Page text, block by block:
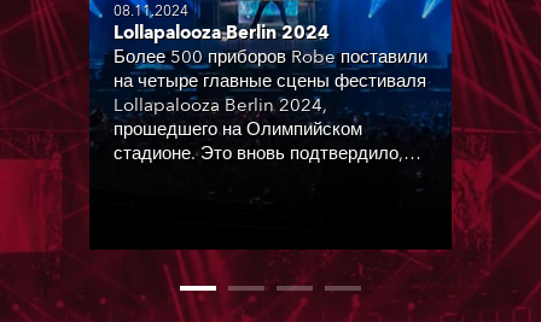
08.11.2024
Lollapalooza Berlin 2024
Более 500 приборов Robe поставили
на четыре главные сцены фестиваля
Lollapalooza Berlin 2024,
прошедшего на Олимпийском
стадионе. Это вновь подтвердило,